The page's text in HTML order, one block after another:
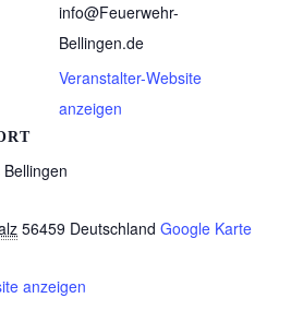
56459 Deutschland Google Karte
anzeigen
info@Feuerwehr-
Bellingen.de
Veranstalter-Website
anzeigen